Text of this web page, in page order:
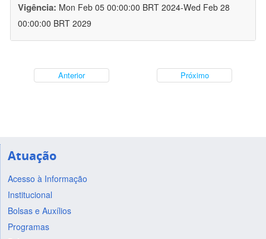
Vigência: Mon Feb 05 00:00:00 BRT 2024-Wed Feb 28
00:00:00 BRT 2029
Anterior Próximo
Atuação
Acesso à Informação
Institucional
Bolsas e Auxílios
Programas